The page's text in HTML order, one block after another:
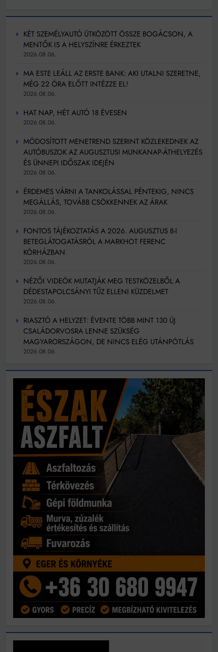
KÉT SZEMÉLYAUTÓ ÜTKÖZÖTT ÖSSZE BOGÁCSON, A
MENTŐK IS A HELYSZÍNRE ÉRKEZTEK
2026.08.06.
MA ESTE LEÁLL AZ ERSTE BANK: AKI UTALNI SZERETNE,
MÉG 22 ÓRA ELŐTT INTÉZZE EL!
2026.08.06.
HAT NAP, HÉT AUTÓ 18 ÉVESEN
2026.08.06.
MÓDOSÍTOTT MENETREND SZERINT KÖZLEKEDNEK AZ
AUTÓBUSZOK AZ AUGUSZTUSI MUNKANAP-ÁTHELYEZÉS
ÉS ÜNNEPI IDŐSZAK IDEJÉN
2026.08.06.
ÉRDEMES VÁRNI A TANKOLÁSSAL PÉNTEKIG, NINCS
MEGÁLLÁS, TOVÁBB CSÖKKENNEK AZ ÁRAK
2026.08.06.
FONTOS TÁJÉKOZTATÁS A 2026. AUGUSZTUS 8-I
BETEGLÁTOGATÁSRÓL A MARKHOT FERENC
KÓRHÁZBAN
2026.08.06.
NÉZŐI VIDEÓK MUTATJÁK MEG TESTKÖZELBŐL A
DÉDESTAPOLCSÁNYI TŰZ ELLENI KÜZDELMET
2026.08.06.
RIASZTÓ A HELYZET: ÉVENTE TÖBB MINT 130 ÚJ
CSALÁDORVOSRA LENNE SZÜKSÉG
MAGYARORSZÁGON, DE NINCS ELÉG UTÁNPÓTLÁS
2026.08.06.